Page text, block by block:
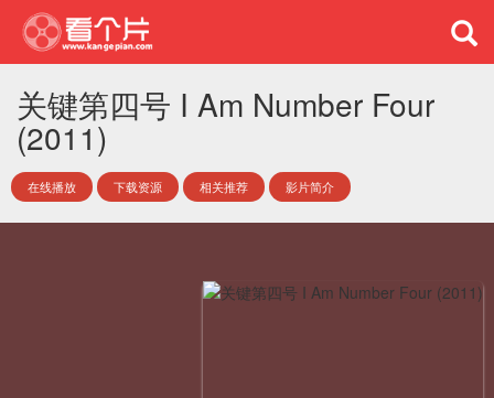
关键第四号 I Am Number Four
(2011)
在线播放 下载资源 相关推荐 影片简介